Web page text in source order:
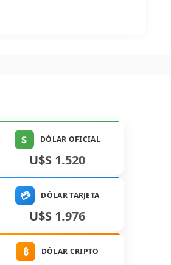
$ DÓLAR OFICIAL
U$S 1.520
💳 DÓLAR TARJETA
U$S 1.976
₿ DÓLAR CRIPTO